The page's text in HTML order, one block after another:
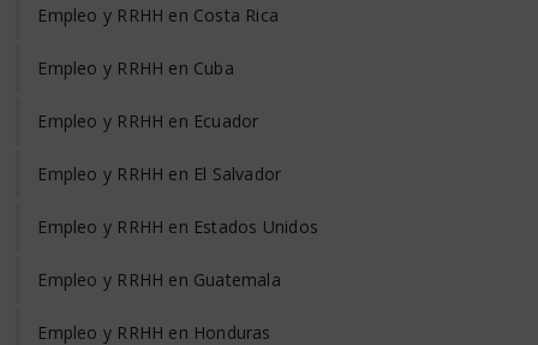
Empleo y RRHH en Costa Rica
Empleo y RRHH en Cuba
Empleo y RRHH en Ecuador
Empleo y RRHH en El Salvador
Empleo y RRHH en Estados Unidos
Empleo y RRHH en Guatemala
Empleo y RRHH en Honduras